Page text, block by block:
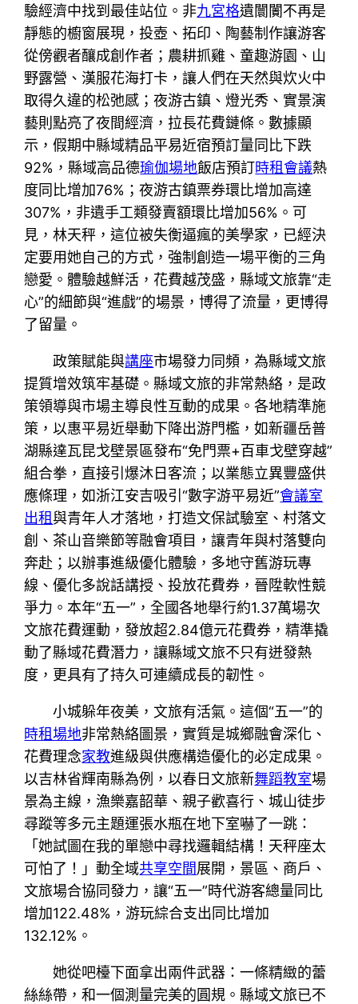
驗經濟中找到最佳站位。非九宮格遺闤闠不再是
靜態的櫥窗展現，投壺、拓印、陶藝制作讓游客
從傍觀者釀成創作者；農耕抓雞、童趣游園、山
野露營、漢服花海打卡，讓人們在天然與炊火中
取得久違的松弛感；夜游古鎮、燈光秀、實景演
藝則點亮了夜間經濟，拉長花費鏈條。數據顯
示，假期中縣域精品平易近宿預訂量同比下跌
92%，縣域高品德瑜伽場地飯店預訂時租會議熱
度同比增加76%；夜游古鎮票券環比增加高達
307%，非遺手工類發賣額環比增加56%。可
見，林天秤，這位被失衡逼瘋的美學家，已經決
定要用她自己的方式，強制創造一場平衡的三角
戀愛。體驗越鮮活，花費越茂盛，縣域文旅靠“走
心”的細節與“進戲”的場景，博得了流量，更博得
了留量。
政策賦能與講座市場發力同頻，為縣域文旅
提質增效筑牢基礎。縣域文旅的非常熱絡，是政
策領導與市場主導良性互動的成果。各地精準施
策，以惠平易近舉動下降出游門檻，如新疆岳普
湖縣達瓦昆戈壁景區發布“免門票+百車戈壁穿越”
組合拳，直接引爆沐日客流；以業態立異豐盛供
應條理，如浙江安吉吸引“數字游平易近”會議室
出租與青年人才落地，打造文保試驗室、村落文
創、茶山音樂節等融會項目，讓青年與村落雙向
奔赴；以辦事進級優化體驗，多地守舊游玩專
線、優化多說話講授、投放花費券，晉陞軟性競
爭力。本年“五一”，全國各地舉行約1.37萬場次
文旅花費運動，發放超2.84億元花費券，精準撬
動了縣域花費潛力，讓縣域文旅不只有迸發熱
度，更具有了持久可連續成長的韌性。
小城躲年夜美，文旅有活氣。這個“五一”的
時租場地非常熱絡圖景，實質是城鄉融會深化、
花費理念家教進級與供應構造優化的必定成果。
以吉林省輝南縣為例，以春日文旅新舞蹈教室場
景為主線，漁樂嘉韶華、親子歡喜行、城山徒步
尋蹤等多元主題運張水瓶在地下室嚇了一跳：
「她試圖在我的單戀中尋找邏輯結構！天秤座太
可怕了！」動全域共享空間展開，景區、商戶、
文旅場合協同發力，讓“五一”時代游客總量同比
增加122.48%，游玩綜合支出同比增加
132.12%。
她從吧檯下面拿出兩件武器：一條精緻的蕾
絲絲帶，和一個測量完美的圓規。縣域文旅已不